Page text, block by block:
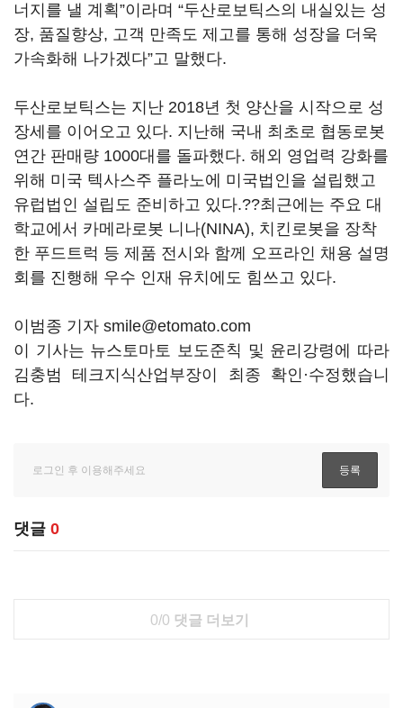
너지를 낼 계획”이라며 “두산로보틱스의 내실있는 성
장, 품질향상, 고객 만족도 제고를 통해 성장을 더욱
가속화해 나가겠다”고 말했다.
두산로보틱스는 지난 2018년 첫 양산을 시작으로 성
장세를 이어오고 있다. 지난해 국내 최초로 협동로봇
연간 판매량 1000대를 돌파했다. 해외 영업력 강화를
위해 미국 텍사스주 플라노에 미국법인을 설립했고
유럽법인 설립도 준비하고 있다.??최근에는 주요 대
학교에서 카메라로봇 니나(NINA), 치킨로봇을 장착
한 푸드트럭 등 제품 전시와 함께 오프라인 채용 설명
회를 진행해 우수 인재 유치에도 힘쓰고 있다.
이범종 기자 smile@etomato.com
이 기사는 뉴스토마토 보도준칙 및 윤리강령에 따라
김충범 테크지식산업부장이 최종 확인·수정했습니
다.
댓글 0
0/0 댓글 더보기